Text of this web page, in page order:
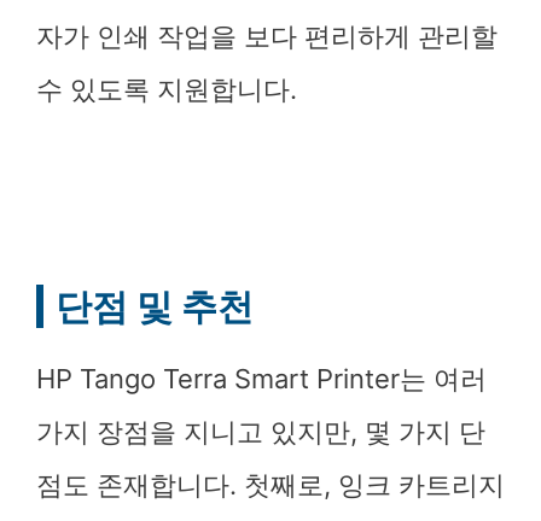
자가 인쇄 작업을 보다 편리하게 관리할
수 있도록 지원합니다.
단점 및 추천
HP Tango Terra Smart Printer는 여러
가지 장점을 지니고 있지만, 몇 가지 단
점도 존재합니다. 첫째로, 잉크 카트리지